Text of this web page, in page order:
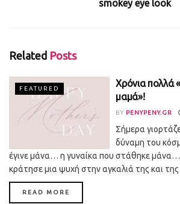
smokey eye look
Related Posts
FEATURED
Χρόνια πολλά
μαμά»!
BY PENYPENY.GR
Σήμερα
δύναμη του
έγινε μάνα… η γυναίκα που στάθηκε μάνα…
κράτησε μια ψυχή στην αγκαλιά της και της
READ MORE